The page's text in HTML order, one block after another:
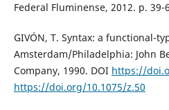
Federal Fluminense, 2012. p. 39-
GIVÓN, T. Syntax: a functional-
Amsterdam/Philadelphia: John
Company, 1990. DOI https://
https://doi.org/10.1075/z.50